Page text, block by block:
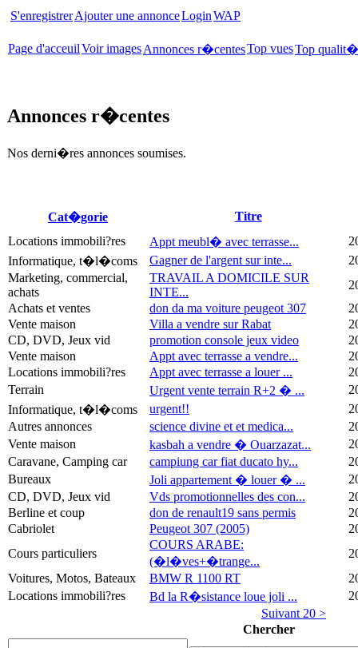
S'enregistrerAjouter une annonceLoginWAP
Page d'acceuilVoir imagesAnnonces r�centesTop vuesTop qualit�
Annonces r�centes
Nos derni�res annonces soumises.
Cat�gorie
Titre
Locations immobili?res
Appt meubl� avec terrasse...
Informatique, t�l�coms
Gagner de l'argent sur inte...
Marketing, commercial,
achats
TRAVAIL A DOMICILE SUR
INTE...
Achats et ventes
don da ma voiture peugeot 307
Vente maison
Villa a vendre sur Rabat
CD, DVD, Jeux vid
promotion console jeux video
Vente maison
Appt avec terrasse a vendre...
Locations immobili?res
Appt avec terrasse a louer ...
Terrain
Urgent vente terrain R+2 � ...
Informatique, t�l�coms
urgent!!
Autres annonces
science divine et et medica...
Vente maison
kasbah a vendre � Ouarzazat...
Caravane, Camping car
campiung car fiat ducato hy...
Bureaux
Joli appartement � louer � ...
CD, DVD, Jeux vid
Vds promotionnelles des con...
Berline et coup
don de renault19 sans permis
Cabriolet
Peugeot 307 (2005)
Cours particuliers
COURS ARABE:
(�l�ves+�trange...
Voitures, Motos, Bateaux
BMW R 1100 RT
Locations immobili?res
Bd la R�sistance loue joli ...
Suivant 20 >
Chercher